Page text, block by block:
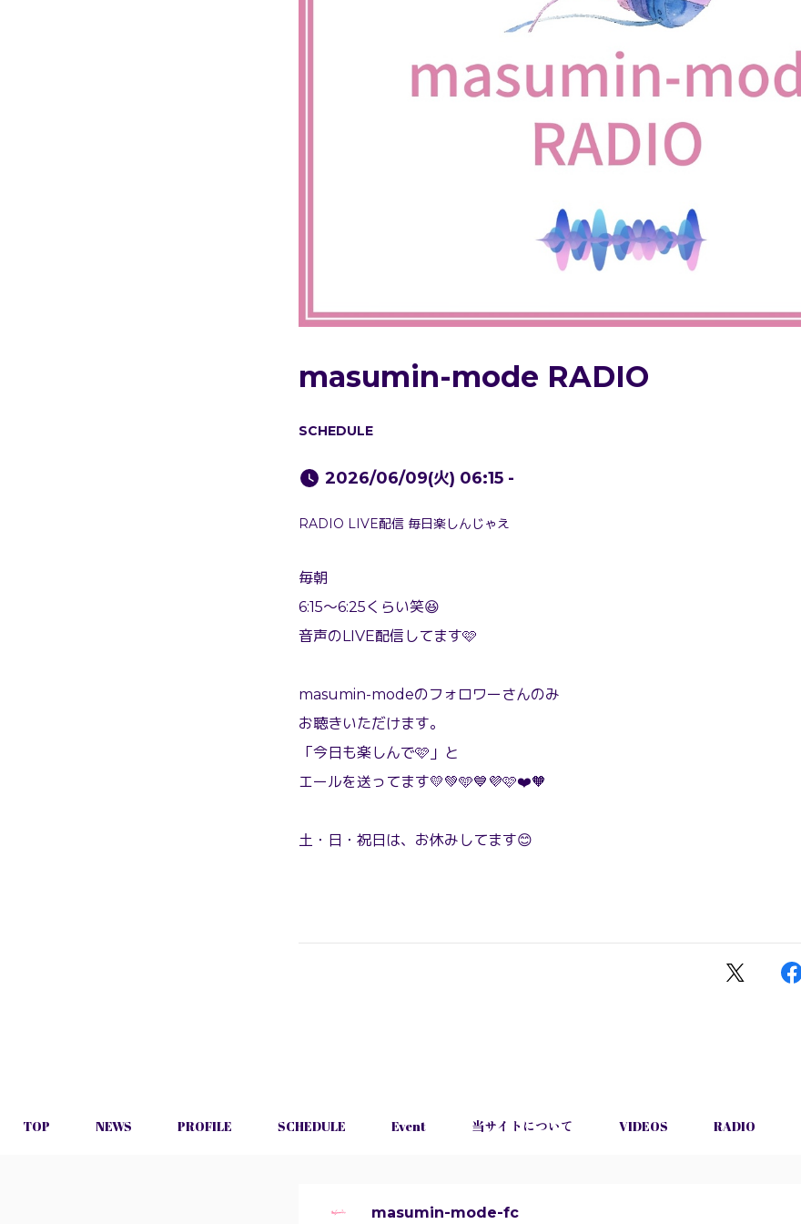
masumin-mode RADIO
SCHEDULE
2026/06/09(火) 06:15 -
RADIO LIVE配信 毎日楽しんじゃえ
毎朝
6:15〜6:25くらい笑😆
音声のLIVE配信してます🩷
masumin-modeのフォロワーさんのみ
お聴きいただけます。
「今日も楽しんで🩷」と
エールを送ってます💛💚🩵💙💜🩷❤️🧡
土・日・祝日は、お休みしてます😊
TOP NEWS PROFILE SCHEDULE Event 当サイトについて VIDEOS RADIO
masumin-mode-fc